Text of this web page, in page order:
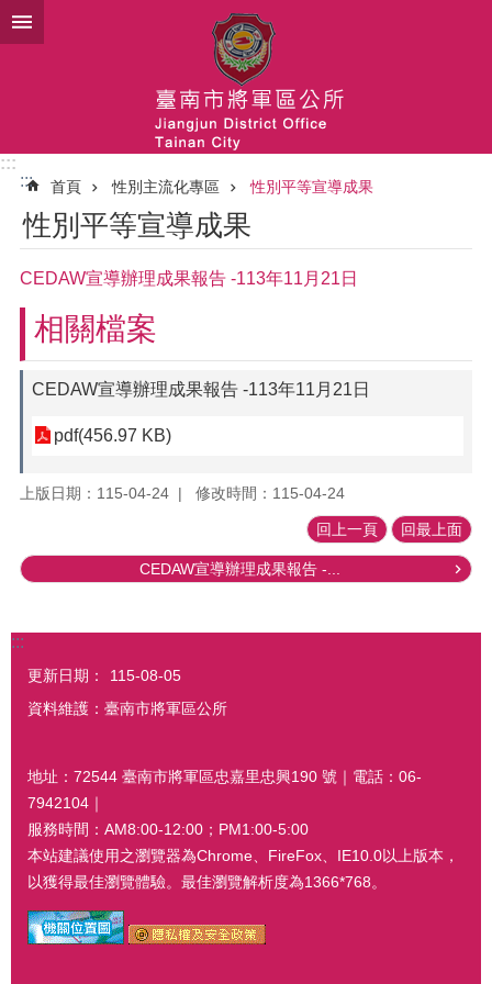
跳到主要內容區塊
:::
:::
首頁 性別主流化專區 性別平等宣導成果
性別平等宣導成果
CEDAW宣導辦理成果報告 -113年11月21日
相關檔案
CEDAW宣導辦理成果報告 -113年11月21日
pdf(456.97 KB)
上版日期：115-04-24 修改時間：115-04-24
回上一頁 回最上面
CEDAW宣導辦理成果報告 -...
:::
更新日期：
115-08-05
資料維護：臺南市將軍區公所
地址：72544 臺南市將軍區忠嘉里忠興190 號｜電話：06-
7942104｜
服務時間：AM8:00-12:00；PM1:00-5:00
本站建議使用之瀏覽器為Chrome、FireFox、IE10.0以上版本，
以獲得最佳瀏覽體驗。最佳瀏覽解析度為1366*768。